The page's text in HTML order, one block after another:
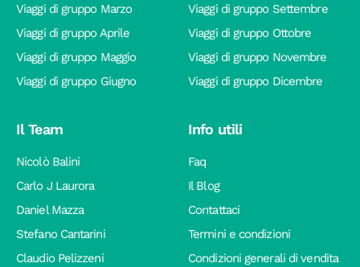
Viaggi di gruppo Marzo
Viaggi di gruppo Aprile
Viaggi di gruppo Maggio
Viaggi di gruppo Giugno
Viaggi di gruppo Settembre
Viaggi di gruppo Ottobre
Viaggi di gruppo Novembre
Viaggi di gruppo Dicembre
Il Team
Nicolò Balini
Carlo J Laurora
Daniel Mazza
Stefano Cantarini
Claudio Pelizzeni
Info utili
Faq
Il Blog
Contattaci
Termini e condizioni
Condizioni generali di vendita